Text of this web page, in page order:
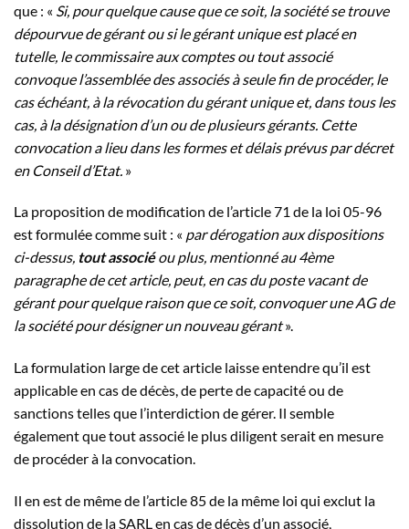
que : « Si, pour quelque cause que ce soit, la société se trouve
dépourvue de gérant ou si le gérant unique est placé en
tutelle, le commissaire aux comptes ou tout associé
convoque l’assemblée des associés à seule fin de procéder, le
cas échéant, à la révocation du gérant unique et, dans tous les
cas, à la désignation d’un ou de plusieurs gérants. Cette
convocation a lieu dans les formes et délais prévus par décret
en Conseil d’Etat. »
La proposition de modification de l’article 71 de la loi 05-96
est formulée comme suit : « par dérogation aux dispositions
ci-dessus, tout associéou plus, mentionné au 4ème
paragraphe de cet article, peut, en cas du poste vacant de
gérant pour quelque raison que ce soit, convoquer une AG de
la société pour désigner un nouveau gérant».
La formulation large de cet article laisse entendre qu’il est
applicable en cas de décès, de perte de capacité ou de
sanctions telles que l’interdiction de gérer. Il semble
également que tout associé le plus diligent serait en mesure
de procéder à la convocation.
Il en est de même de l’article 85 de la même loi qui exclut la
dissolution de la SARL en cas de décès d’un associé,